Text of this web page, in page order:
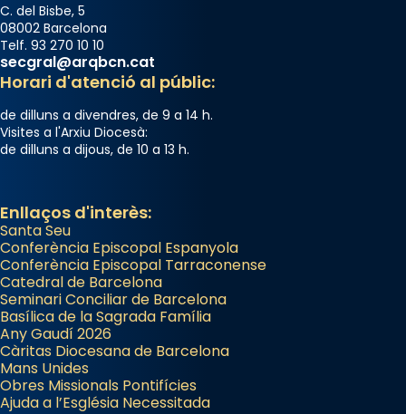
C. del Bisbe, 5
08002 Barcelona
Telf. 93 270 10 10
secgral@arqbcn.cat
Horari d'atenció al públic:
de dilluns a divendres, de 9 a 14 h.
Visites a l'Arxiu Diocesà:
de dilluns a dijous, de 10 a 13 h.
Enllaços d'interès:
Santa Seu
Conferència Episcopal Espanyola
Conferència Episcopal Tarraconense
Catedral de Barcelona
Seminari Conciliar de Barcelona
Basílica de la Sagrada Família
Any Gaudí 2026
Càritas Diocesana de Barcelona
Mans Unides
Obres Missionals Pontifícies
Ajuda a l’Església Necessitada